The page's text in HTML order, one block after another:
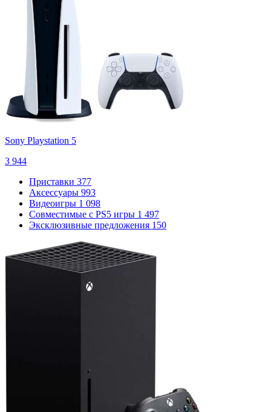
Sony Playstation 5
3 944
Приставки 377
Аксессуары 993
Видеоигры 1 098
Совместимые с PS5 игры 1 497
Эксклюзивные предложения 150